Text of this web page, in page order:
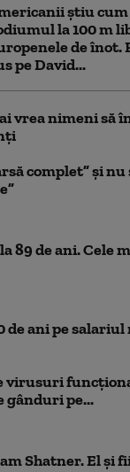
știu cum
la 100 m
de înot.
pe David...
vrea nimeni să
complet” și
89 de ani. Cele
de ani pe
virusuri
gânduri pe...
Shatner. El și